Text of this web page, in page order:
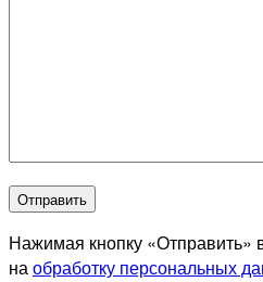
Отправить
Нажимая кнопку «Отправить»
наобработку персональных